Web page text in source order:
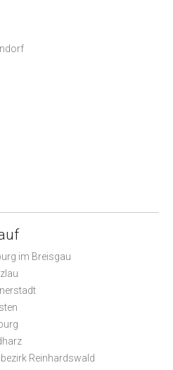
im Breisgau
Reinhardswald